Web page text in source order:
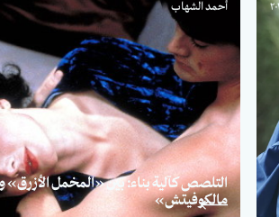
أحمد الشهاب
التلصص كآلية بناء: بين «المخمل
مالكوفيتش»